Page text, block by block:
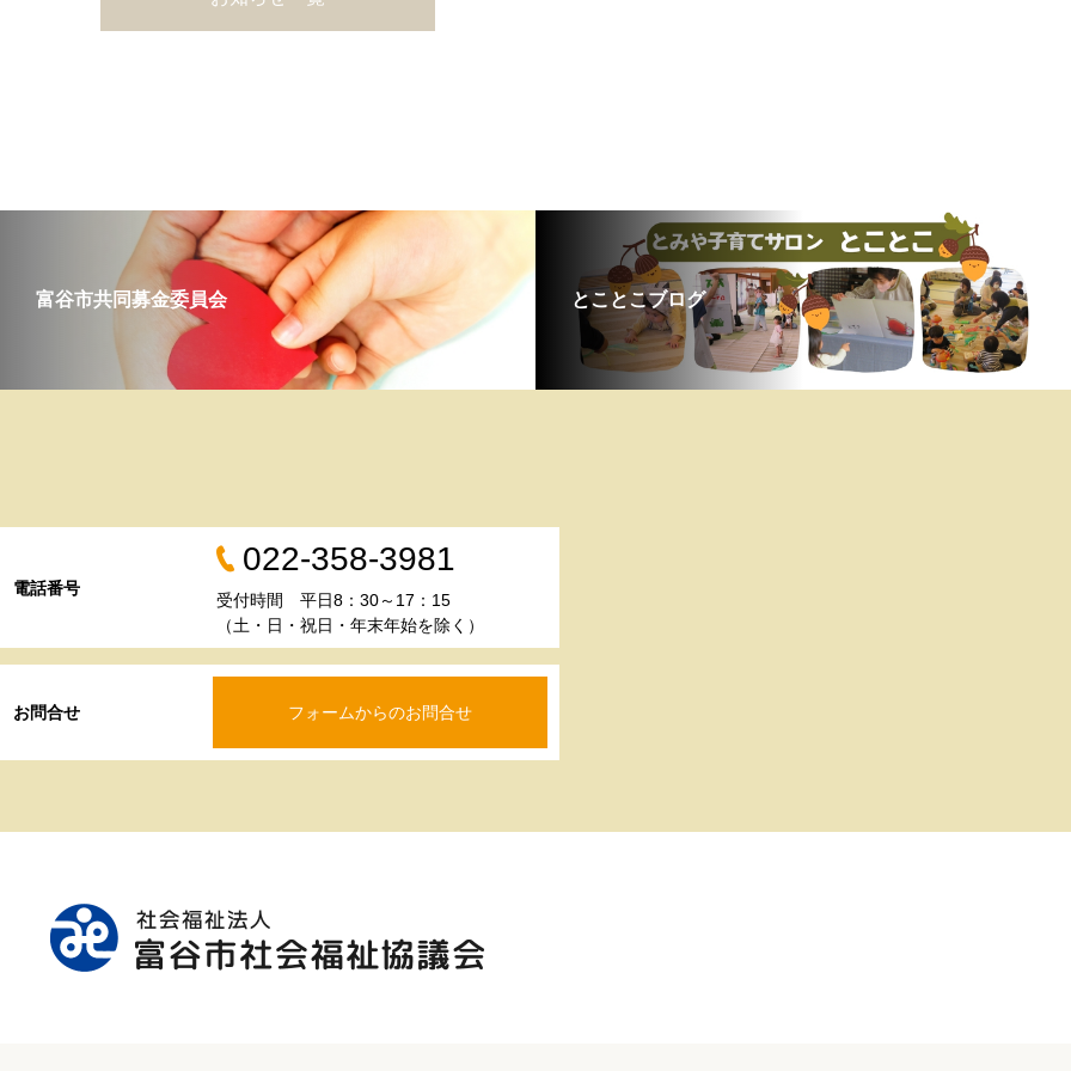
富谷市共同募金委員会 とことこブログ
お問合せ フォームからのお問合せ
電話番号
022-358-3981
受付時間 平日8：30～17：15
（土・日・祝日・年末年始を除く）